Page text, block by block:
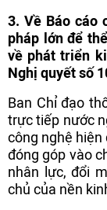
3. Về Báo cáo
pháp lớn để
về phát triển
Nghị quyết số
Ban Chỉ đạo
trực tiếp nước
công nghệ hiện
đóng góp vào
nhân lực, đổi
chủ của nền